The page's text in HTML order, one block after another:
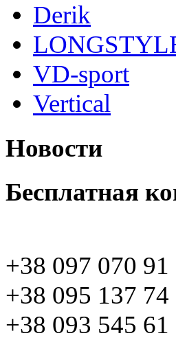
Derik
VD-sport
Vertical
Новости
Бесплатная
+38 097 070 91
+38 095 137 74
+38 093 545 61